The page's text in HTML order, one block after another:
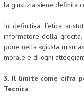
la giustizia viene definita
In definitiva, l’etica
informatore della
pone nella «giusta
morale e di ogni
3. Il limite come cifra
Tecnica